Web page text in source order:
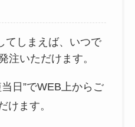
てしまえば、いつで
注いただけます。
日”でWEB上からご
けます。